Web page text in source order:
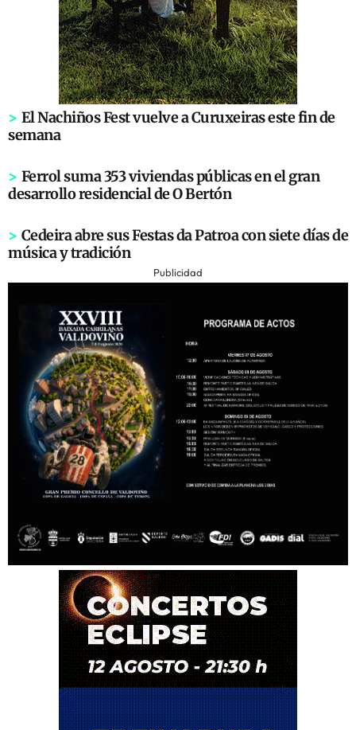
> El Nachiños Fest vuelve a Curuxeiras este fin de
semana
> Ferrol suma 353 viviendas públicas en el gran
desarrollo residencial de O Bertón
> Cedeira abre sus Festas da Patroa con siete días de
música y tradición
Publicidad